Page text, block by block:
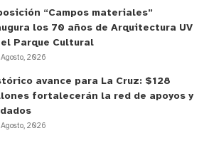
“Campos materiales”
los 70 años de Arquitectura UV
Parque Cultural
2026
avance para La Cruz: $128
fortalecerán la red de apoyos y
2026